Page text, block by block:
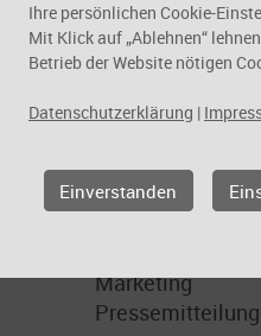
Marketing
Ihre persönlichen Cookie-
Mit Klick auf „Ablehnen“
Betrieb der Website nötigen
Datenschutzerklärung |
Einverstanden